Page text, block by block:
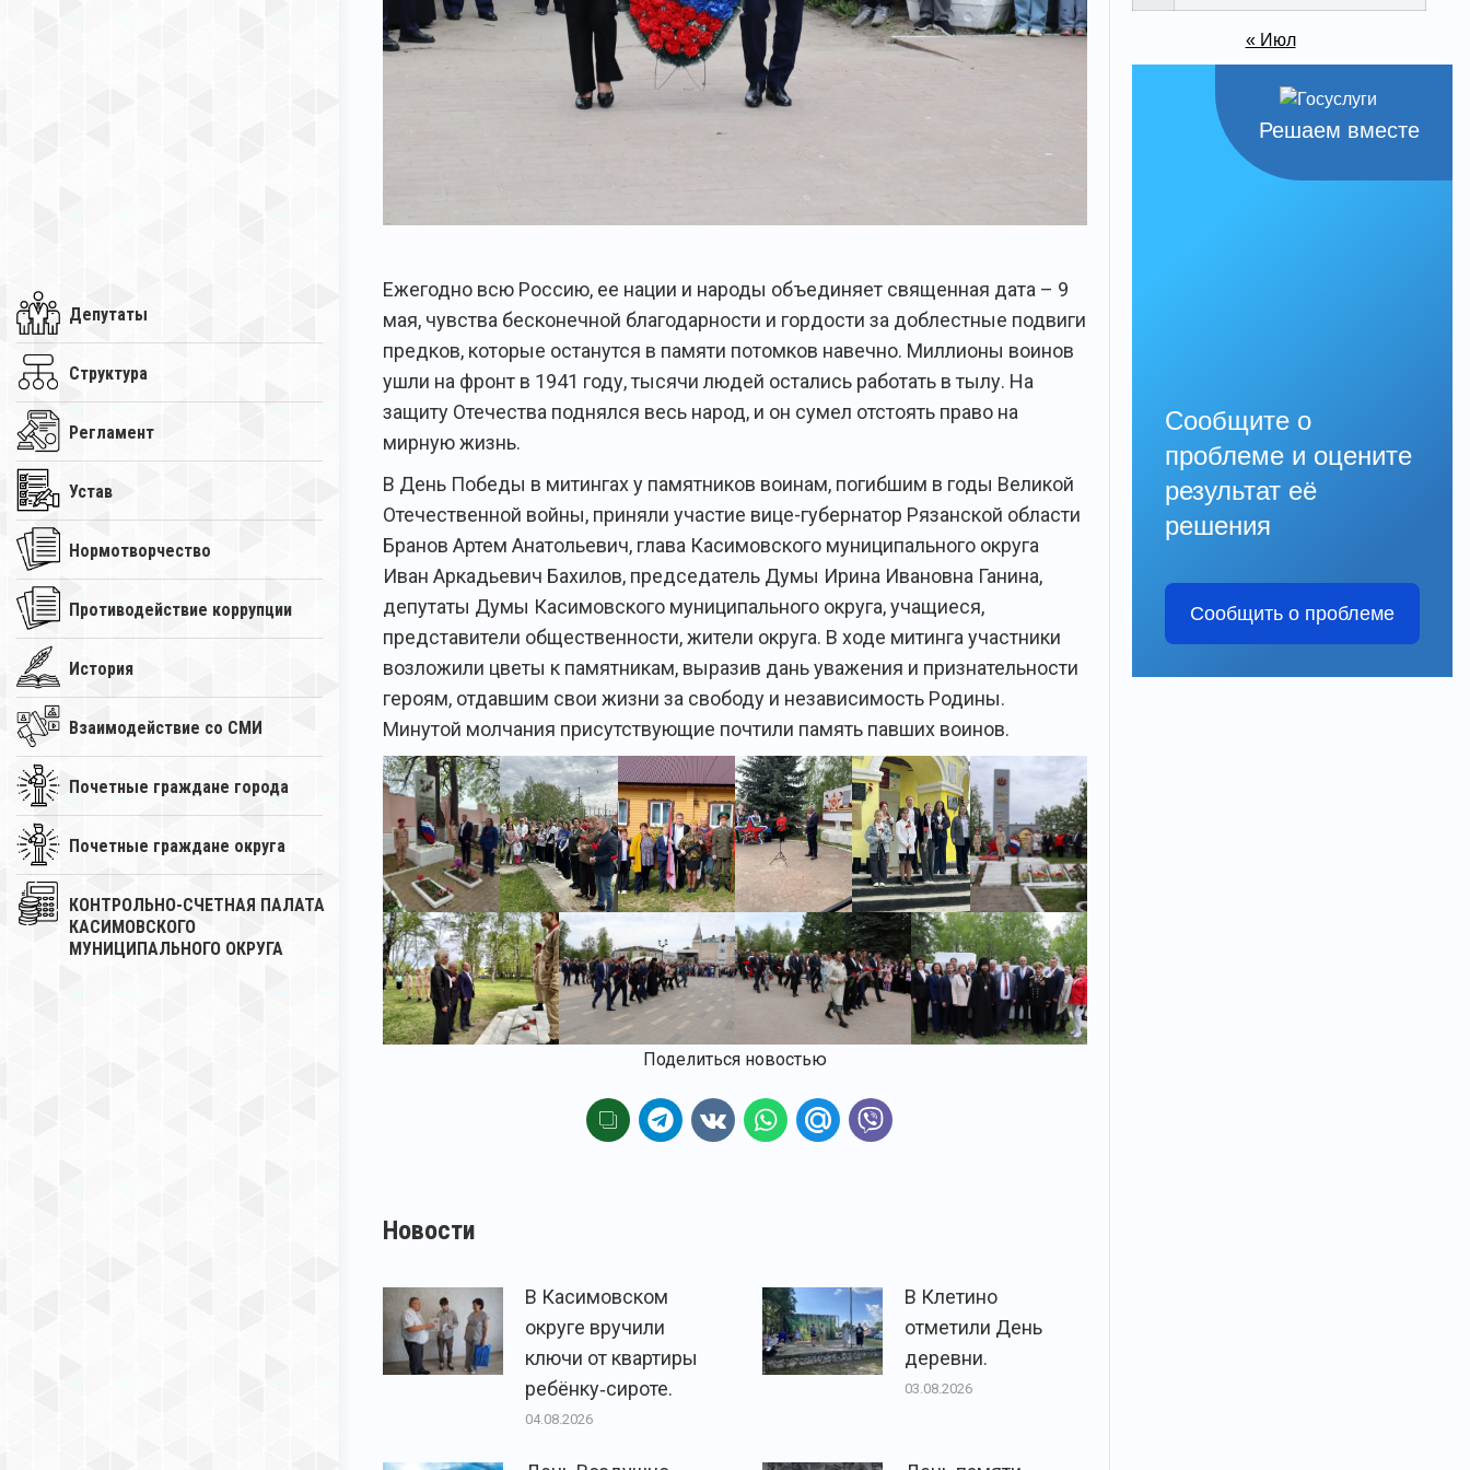
Депутаты
Структура
Регламент
Устав
Нормотворчество
Противодействие коррупции
История
Взаимодействие со СМИ
Почетные граждане города
Почетные граждане округа
КОНТРОЛЬНО-СЧЕТНАЯ ПАЛАТА
КАСИМОВСКОГО
МУНИЦИПАЛЬНОГО ОКРУГА
Ежегодно всю Россию, ее нации и народы объединяет священная дата – 9
мая, чувства бесконечной благодарности и гордости за доблестные подвиги
предков, которые останутся в памяти потомков навечно. Миллионы воинов
ушли на фронт в 1941 году, тысячи людей остались работать в тылу. На
защиту Отечества поднялся весь народ, и он сумел отстоять право на
мирную жизнь.
В День Победы в митингах у памятников воинам, погибшим в годы Великой
Отечественной войны, приняли участие вице-губернатор Рязанской области
Бранов Артем Анатольевич, глава Касимовского муниципального округа
Иван Аркадьевич Бахилов, председатель Думы Ирина Ивановна Ганина,
депутаты Думы Касимовского муниципального округа, учащиеся,
представители общественности, жители округа. В ходе митинга участники
возложили цветы к памятникам, выразив дань уважения и признательности
героям, отдавшим свои жизни за свободу и независимость Родины.
Минутой молчания присутствующие почтили память павших воинов.
Поделиться новостью
Новости
В Касимовском
округе вручили
ключи от квартиры
ребёнку‑сироте.
04.08.2026
В Клетино
отметили День
деревни.
03.08.2026
« Июл
Решаем вместе
Сообщите о
проблеме и оцените
результат её
решения
Сообщить о проблеме